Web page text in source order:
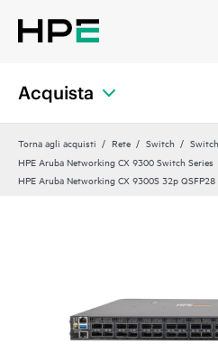
Acquista
Torna agli acquisti Rete Switch
HPE Aruba Networking CX 9300 Switch Series
HPE Aruba Networking CX 9300S 32p